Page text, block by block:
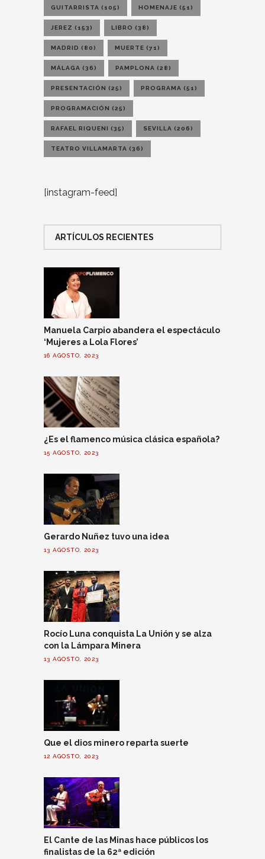
GUITARRISTA (105) HOMENAJE (51)
JEREZ (153) LIBRO (38)
MADRID (80) MUERTE (71)
MÁLAGA (36) PAMPLONA (28)
PRESENTACIÓN (25) PROGRAMA (51)
PROGRAMACIÓN (25)
RAFAEL RIQUENI (35) SEVILLA (206)
TEATRO VILLAMARTA (36)
[instagram-feed]
ARTÍCULOS RECIENTES
Manuela Carpio abandera el espectáculo
‘Mujeres a Lola Flores’
16 AGOSTO, 2023
¿Es el flamenco música clásica española?
15 AGOSTO, 2023
Gerardo Nuñez tuvo una idea
13 AGOSTO, 2023
Rocío Luna conquista La Unión y se alza
con la Lámpara Minera
13 AGOSTO, 2023
Que el dios minero reparta suerte
12 AGOSTO, 2023
El Cante de las Minas hace públicos los
finalistas de la 62ª edición